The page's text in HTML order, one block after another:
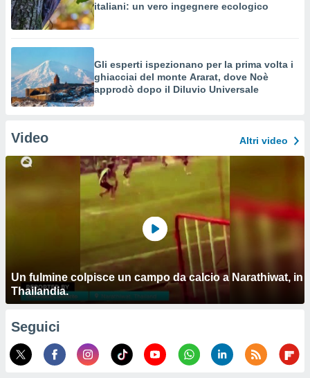
italiani: un vero ingegnere ecologico
Gli esperti ispezionano per la prima volta i
ghiacciai del monte Ararat, dove Noè
approdò dopo il Diluvio Universale
Video Altri video
Un fulmine colpisce un campo da calcio a Narathiwat, in
Thailandia.
Seguici